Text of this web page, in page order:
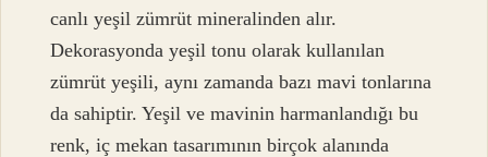
canlı yeşil zümrüt mineralinden alır.
Dekorasyonda yeşil tonu olarak kullanılan
zümrüt yeşili, aynı zamanda bazı mavi tonlarına
da sahiptir. Yeşil ve mavinin harmanlandığı bu
renk, iç mekan tasarımının birçok alanında